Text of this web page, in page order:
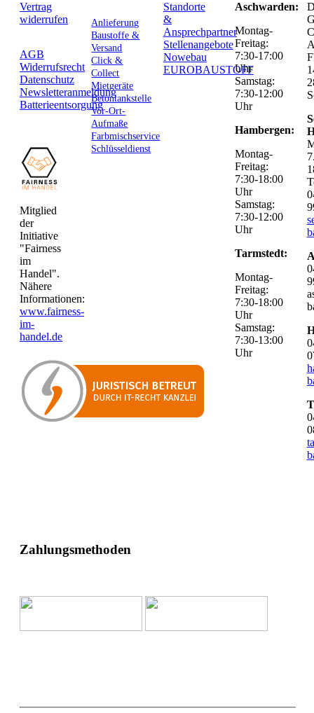
Vertrag
widerrufen
AGB
Widerrufsrecht
Datenschutz
Newsletteranmeldung
Batterieentsorgung
Mitglied
der
Initiative
"Fairness
im
Handel".
Nähere
Informationen:
www.fairness-
im-
handel.de
Anlieferung
Baustoffe &
Versand
Click &
Collect
Mietgeräte
Betontankstelle
Vor-Ort-
Aufmaße
Farbmischservice
Schlüsseldienst
Standorte
&
Ansprechpartner
Stellenangebote
Nowebau
EUROBAUSTOFF
Aschwarden:
Montag-
Freitag:
7:30-17:00
Uhr
Samstag:
7:30-12:00
Uhr
Hambergen:
Montag-
Freitag:
7:30-18:00
Uhr
Samstag:
7:30-12:00
Uhr
Tarmstedt:
Montag-
Freitag:
7:30-18:00
Uhr
Samstag:
7:30-13:00
Uhr
Zahlungsmethoden